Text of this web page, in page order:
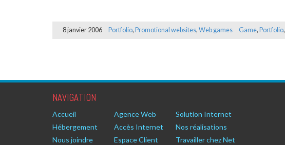
8 janvier 2006 Portfolio, Promotional websites, Web games Game, Portfolio,
NAVIGATION
Accueil Agence Web
Solution Internet
Hébergement
Accès Internet
Nos réalisations
Nous joindre
Espace Client Travailler chez Net